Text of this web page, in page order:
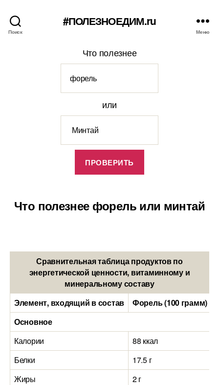
Поиск
#ПОЛЕЗНОЕДИМ.ru
Меню
Что полезнее
или
Что полезнее форель или минтай
Сравнительная таблица продуктов по
энергетической ценности, витаминному и
минеральному составу
Элемент, входящий в состав
Форель (100 грамм)
Основное
Калории
88 ккал
Белки
17.5 г
Жиры
2 г